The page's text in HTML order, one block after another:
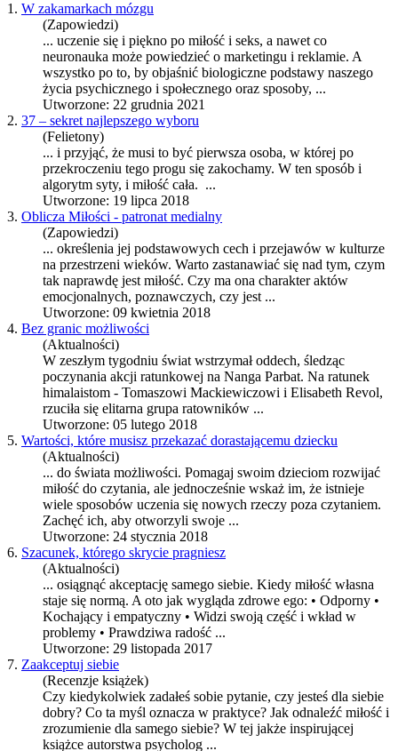
1. W zakamarkach mózgu
(Zapowiedzi)
... uczenie się i piękno po miłość i seks, a nawet co
neuronauka może powiedzieć o marketingu i reklamie. A
wszystko po to, by objaśnić biologiczne podstawy naszego
życia psychicznego i społecznego oraz sposoby, ...
Utworzone: 22 grudnia 2021
2. 37 – sekret najlepszego wyboru
(Felietony)
... i przyjąć, że musi to być pierwsza osoba, w której po
przekroczeniu tego progu się zakochamy. W ten sposób i
algorytm syty, i miłość cała. ...
Utworzone: 19 lipca 2018
3. Oblicza Miłości - patronat medialny
(Zapowiedzi)
... określenia jej podstawowych cech i przejawów w kulturze
na przestrzeni wieków. Warto zastanawiać się nad tym, czym
tak naprawdę jest miłość. Czy ma ona charakter aktów
emocjonalnych, poznawczych, czy jest ...
Utworzone: 09 kwietnia 2018
4. Bez granic możliwości
(Aktualności)
W zeszłym tygodniu świat wstrzymał oddech, śledząc
poczynania akcji ratunkowej na Nanga Parbat. Na ratunek
himalaistom - Tomaszowi Mackiewiczowi i Elisabeth Revol,
rzuciła się elitarna grupa ratowników ...
Utworzone: 05 lutego 2018
5. Wartości, które musisz przekazać dorastającemu dziecku
(Aktualności)
... do świata możliwości. Pomagaj swoim dzieciom rozwijać
miłość do czytania, ale jednocześnie wskaż im, że istnieje
wiele sposobów uczenia się nowych rzeczy poza czytaniem.
Zachęć ich, aby otworzyli swoje ...
Utworzone: 24 stycznia 2018
6. Szacunek, którego skrycie pragniesz
(Aktualności)
... osiągnąć akceptację samego siebie. Kiedy miłość własna
staje się normą. A oto jak wygląda zdrowe ego: • Odporny •
Kochający i empatyczny • Widzi swoją część i wkład w
problemy • Prawdziwa radość ...
Utworzone: 29 listopada 2017
7. Zaakceptuj siebie
(Recenzje książek)
Czy kiedykolwiek zadałeś sobie pytanie, czy jesteś dla siebie
dobry? Co ta myśl oznacza w praktyce? Jak odnaleźć miłość i
zrozumienie dla samego siebie? W tej jakże inspirującej
książce autorstwa psycholog ...